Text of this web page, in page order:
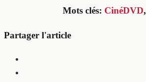
Mots clés: CinéDVD,
Partager l'article